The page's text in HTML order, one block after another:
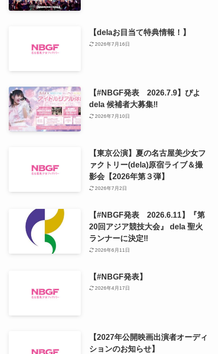
【delaお目当て特典情報！】
2026年7月16日
【#NBGF発表 2026.7.9】ぴよ
dela 候補者大募集‼️
2026年7月10日
【東京公演】夏の名古屋美少女フ
ァクトリー(dela)原宿ライブ＆撮
影会【2026年第３弾】
2026年7月2日
【#NBGF発表 2026.6.11】『第
20回アジア競技大会』 dela 聖火
ランナーに決定‼️
2026年6月11日
【#NBGF発表】
2026年4月17日
【2027年公開映画出演者オーディ
ションのお知らせ】